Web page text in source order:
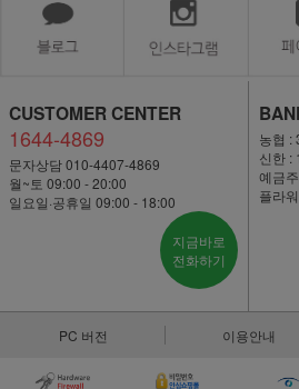
CUSTOMER CENTER
1644-4869
문자상담 010-4407-4869
월~토 09:00 - 20:00
일요일·공휴일 09:00 - 18:00
지금바로
전화하기
농협 :
신한 :
예금
플라
PC 버전 이용안내